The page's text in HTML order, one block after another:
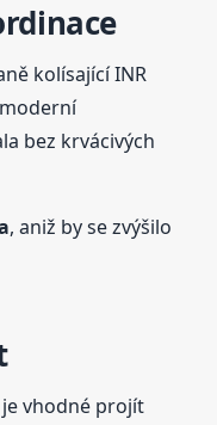
kolísající INR
bez krvácivých
, aniž by se zvýšilo
vhodné projít